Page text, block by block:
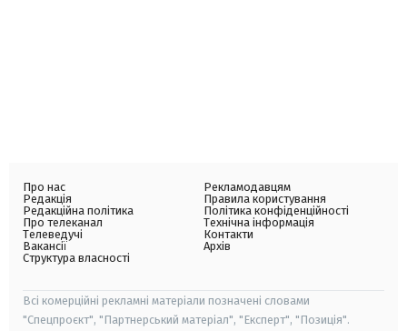
Про нас
Редакція
Редакційна політика
Про телеканал
Телеведучі
Вакансії
Структура власності
Рекламодавцям
Правила користування
Політика конфіденційності
Технічна інформація
Контакти
Архів
Всі комерційні рекламні матеріали позначені словами
"Спецпроєкт", "Партнерський матеріал", "Експерт", "Позиція".